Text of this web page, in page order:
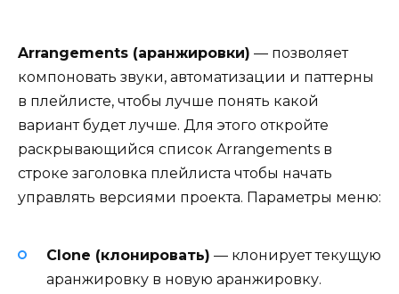
Arrangements (аранжировки) — позволяет
компоновать звуки, автоматизации и паттерны
в плейлисте, чтобы лучше понять какой
вариант будет лучше. Для этого откройте
раскрывающийся список Arrangements в
строке заголовка плейлиста чтобы начать
управлять версиями проекта. Параметры меню:
Clone (клонировать) — клонирует текущую
аранжировку в новую аранжировку.